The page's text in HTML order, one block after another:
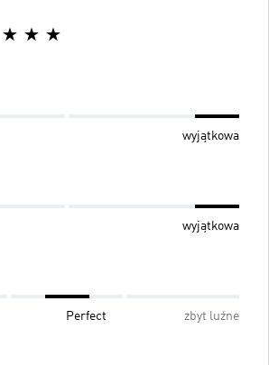
wyjątkowa
wyjątkowa
Perfect zbyt luźne